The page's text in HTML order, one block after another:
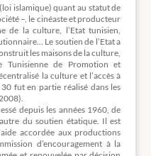
(loi islamique) quant au statut de
–, le cinéaste et producteur
de la culture, l’Etat tunisien,
Le soutien de l’Etat a
les maisons de la culture,
Tunisienne de Promotion et
la culture et l’accès à
30 fut en partie réalisé dans les
depuis les années 1960, de
du soutien étatique. Il est
accordée aux productions
d’encouragement à la